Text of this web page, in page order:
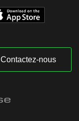
Contactez-nous